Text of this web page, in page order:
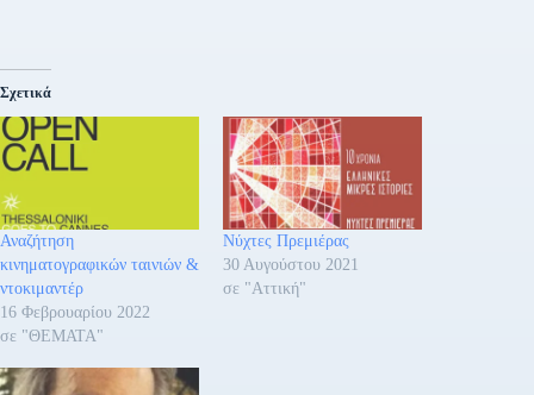
Σχετικά
Αναζήτηση
κινηματογραφικών ταινιών &
ντοκιμαντέρ
16 Φεβρουαρίου 2022
σε "ΘΕΜΑΤΑ"
Νύχτες Πρεμιέρας
30 Αυγούστου 2021
σε "Αττική"